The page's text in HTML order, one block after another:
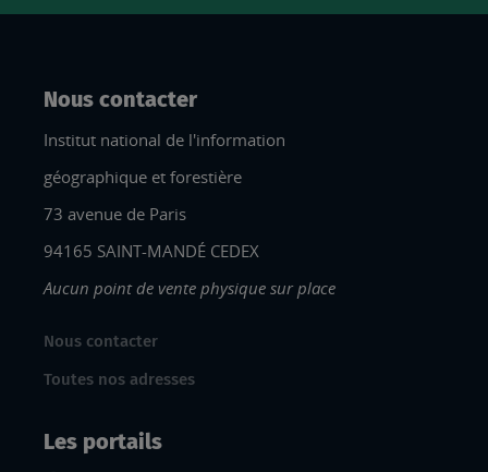
Nous contacter
Institut national de l'information
géographique et forestière
73 avenue de Paris
94165 SAINT-MANDÉ CEDEX
Aucun point de vente physique sur place
Nous contacter
Toutes nos adresses
Les portails